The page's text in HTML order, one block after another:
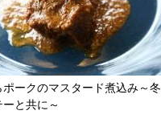
ポークのマスタード煮込み～冬
と共に～